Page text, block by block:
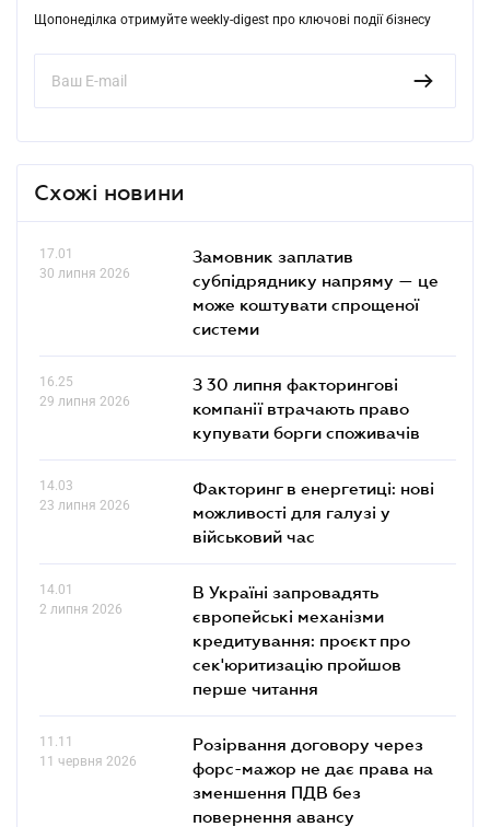
Щопонеділка отримуйте weekly-digest про ключові події бізнесу
Схожі новини
17.01
30 липня 2026
Замовник заплатив
субпідряднику напряму — це
може коштувати спрощеної
системи
16.25
29 липня 2026
З 30 липня факторингові
компанії втрачають право
купувати борги споживачів
14.03
23 липня 2026
Факторинг в енергетиці: нові
можливості для галузі у
військовий час
14.01
2 липня 2026
В Україні запровадять
європейські механізми
кредитування: проєкт про
сек'юритизацію пройшов
перше читання
11.11
11 червня 2026
Розірвання договору через
форс-мажор не дає права на
зменшення ПДВ без
повернення авансу